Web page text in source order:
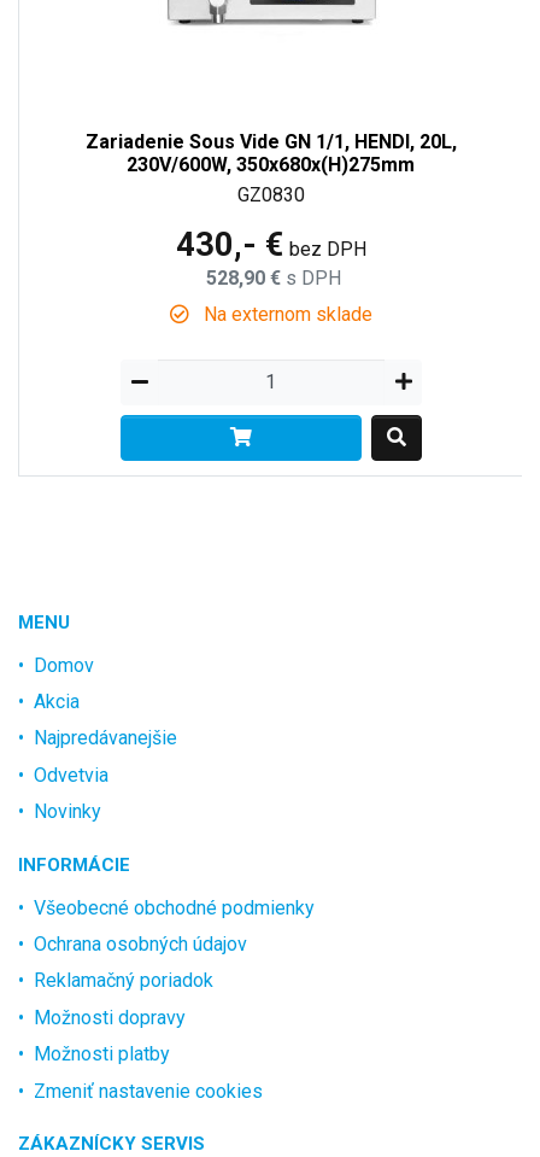
Zariadenie Sous Vide GN 1/1, HENDI, 20L,
230V/600W, 350x680x(H)275mm
GZ0830
430,- € bez DPH
528,90 € s DPH
Na externom sklade
MENU
Domov
Akcia
Najpredávanejšie
Odvetvia
Novinky
INFORMÁCIE
Všeobecné obchodné podmienky
Ochrana osobných údajov
Reklamačný poriadok
Možnosti dopravy
Možnosti platby
Zmeniť nastavenie cookies
ZÁKAZNÍCKY SERVIS